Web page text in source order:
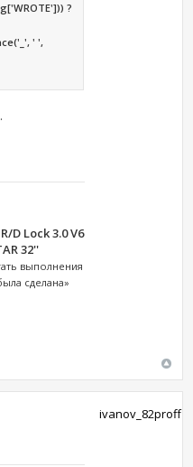
?
' ',
D Lock 3.0 V6
32''
выполнения
сделана»
ivanov_82proff